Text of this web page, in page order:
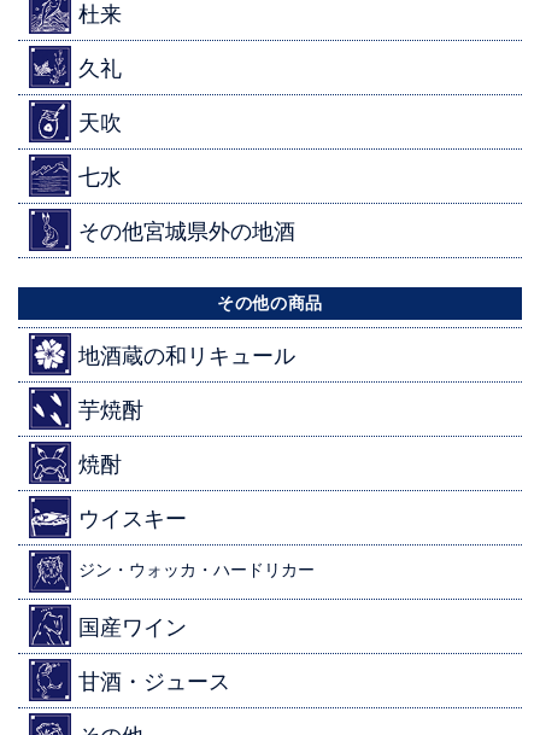
杜来
久礼
天吹
七水
その他宮城県外の地酒
その他の商品
地酒蔵の和リキュール
芋焼酎
焼酎
ウイスキー
ジン・ウォッカ・ハードリカー
国産ワイン
甘酒・ジュース